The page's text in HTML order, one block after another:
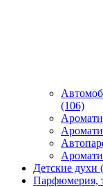
(106)
Детские духи
Парфюмерия,